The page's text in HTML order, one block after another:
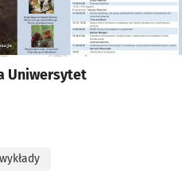
Uniwersytet
wykłady